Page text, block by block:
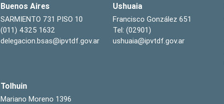
Buenos Aires
SARMIENTO 731 PISO 10
(011) 4325 1632
delegacion.bsas@ipvtdf.gov.ar
Ushuaia
Francisco González 651
Tel: (02901)
ushuaia@ipvtdf.gov.ar
Tolhuin
Mariano Moreno 1396